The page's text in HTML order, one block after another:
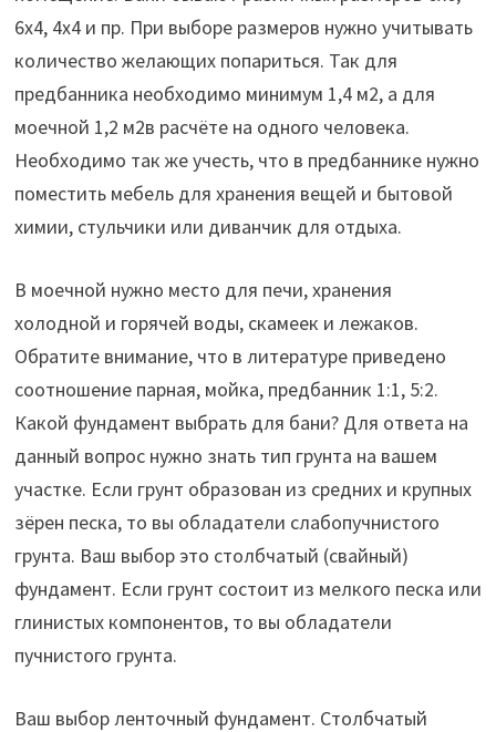
6х4, 4х4 и пр. При выборе размеров нужно учитывать
количество желающих попариться. Так для
предбанника необходимо минимум 1,4 м2, а для
моечной 1,2 м2в расчёте на одного человека.
Необходимо так же учесть, что в предбаннике нужно
поместить мебель для хранения вещей и бытовой
химии, стульчики или диванчик для отдыха.
В моечной нужно место для печи, хранения
холодной и горячей воды, скамеек и лежаков.
Обратите внимание, что в литературе приведено
соотношение парная, мойка, предбанник 1:1, 5:2.
Какой фундамент выбрать для бани? Для ответа на
данный вопрос нужно знать тип грунта на вашем
участке. Если грунт образован из средних и крупных
зёрен песка, то вы обладатели слабопучнистого
грунта. Ваш выбор это столбчатый (свайный)
фундамент. Если грунт состоит из мелкого песка или
глинистых компонентов, то вы обладатели
пучнистого грунта.
Ваш выбор ленточный фундамент. Столбчатый